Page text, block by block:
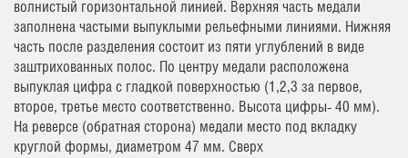
волнистый горизонтальной линией. Верхняя часть медали
заполнена частыми выпуклыми рельефными линиями. Нижняя
часть после разделения состоит из пяти углублений в виде
заштрихованных полос. По центру медали расположена
выпуклая цифра с гладкой поверхностью (1,2,3 за первое,
второе, третье место соответственно. Высота цифры- 40 мм).
На реверсе (обратная сторона) медали место под вкладку
круглой формы, диаметром 47 мм. Сверх